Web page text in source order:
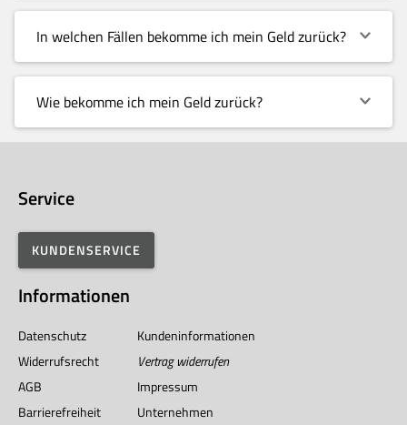
In welchen Fällen bekomme ich mein Geld zurück?
Wie bekomme ich mein Geld zurück?
Service
KUNDENSERVICE
Informationen
Datenschutz
Kundeninformationen
Widerrufsrecht
Vertrag widerrufen
AGB
Impressum
Barrierefreiheit
Unternehmen